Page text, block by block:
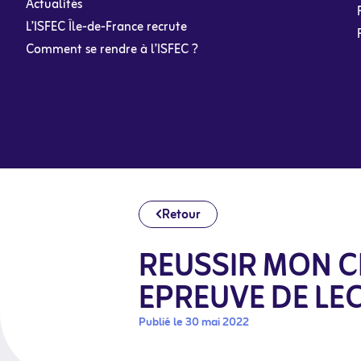
Actualités
L’ISFEC Île-de-France recrute
Comment se rendre à l’ISFEC ?
Retour
REUSSIR MON
EPREUVE DE
Publié le 30 mai 2022